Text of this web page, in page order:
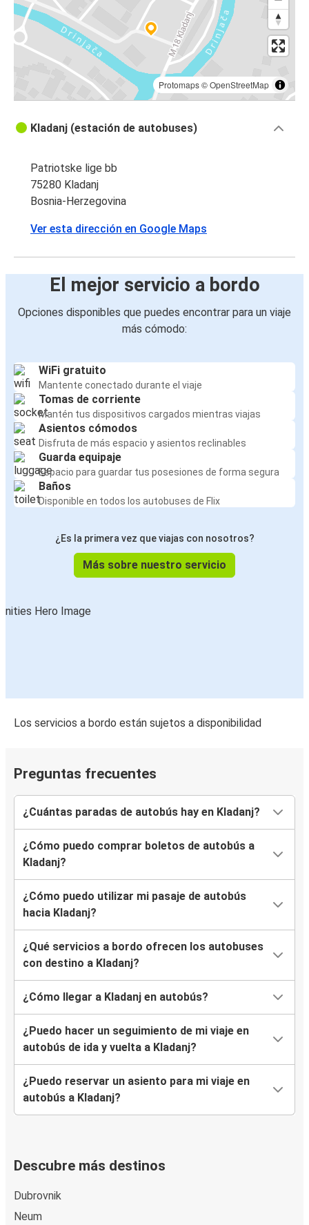
Protomaps©OpenStreetMap
Kladanj (estación de autobuses)
Patriotske lige bb
75280 Kladanj
Bosnia-Herzegovina
Ver esta dirección en Google Maps
El mejor servicio a bordo
Opciones disponibles que puedes encontrar para un viaje
más cómodo:
WiFi gratuito
Mantente conectado durante el viaje
Tomas de corriente
Mantén tus dispositivos cargados mientras viajas
Asientos cómodos
Disfruta de más espacio y asientos reclinables
Guarda equipaje
Espacio para guardar tus posesiones de forma segura
Baños
Disponible en todos los autobuses de Flix
¿Es la primera vez que viajas con nosotros?
Más sobre nuestro servicio
Los servicios a bordo están sujetos a disponibilidad
Preguntas frecuentes
¿Cuántas paradas de autobús hay en Kladanj?
¿Cómo puedo comprar boletos de autobús a
Kladanj?
¿Cómo puedo utilizar mi pasaje de autobús
hacia Kladanj?
¿Qué servicios a bordo ofrecen los autobuses
con destino a Kladanj?
¿Cómo llegar a Kladanj en autobús?
¿Puedo hacer un seguimiento de mi viaje en
autobús de ida y vuelta a Kladanj?
¿Puedo reservar un asiento para mi viaje en
autobús a Kladanj?
Descubre más destinos
Dubrovnik
Neum